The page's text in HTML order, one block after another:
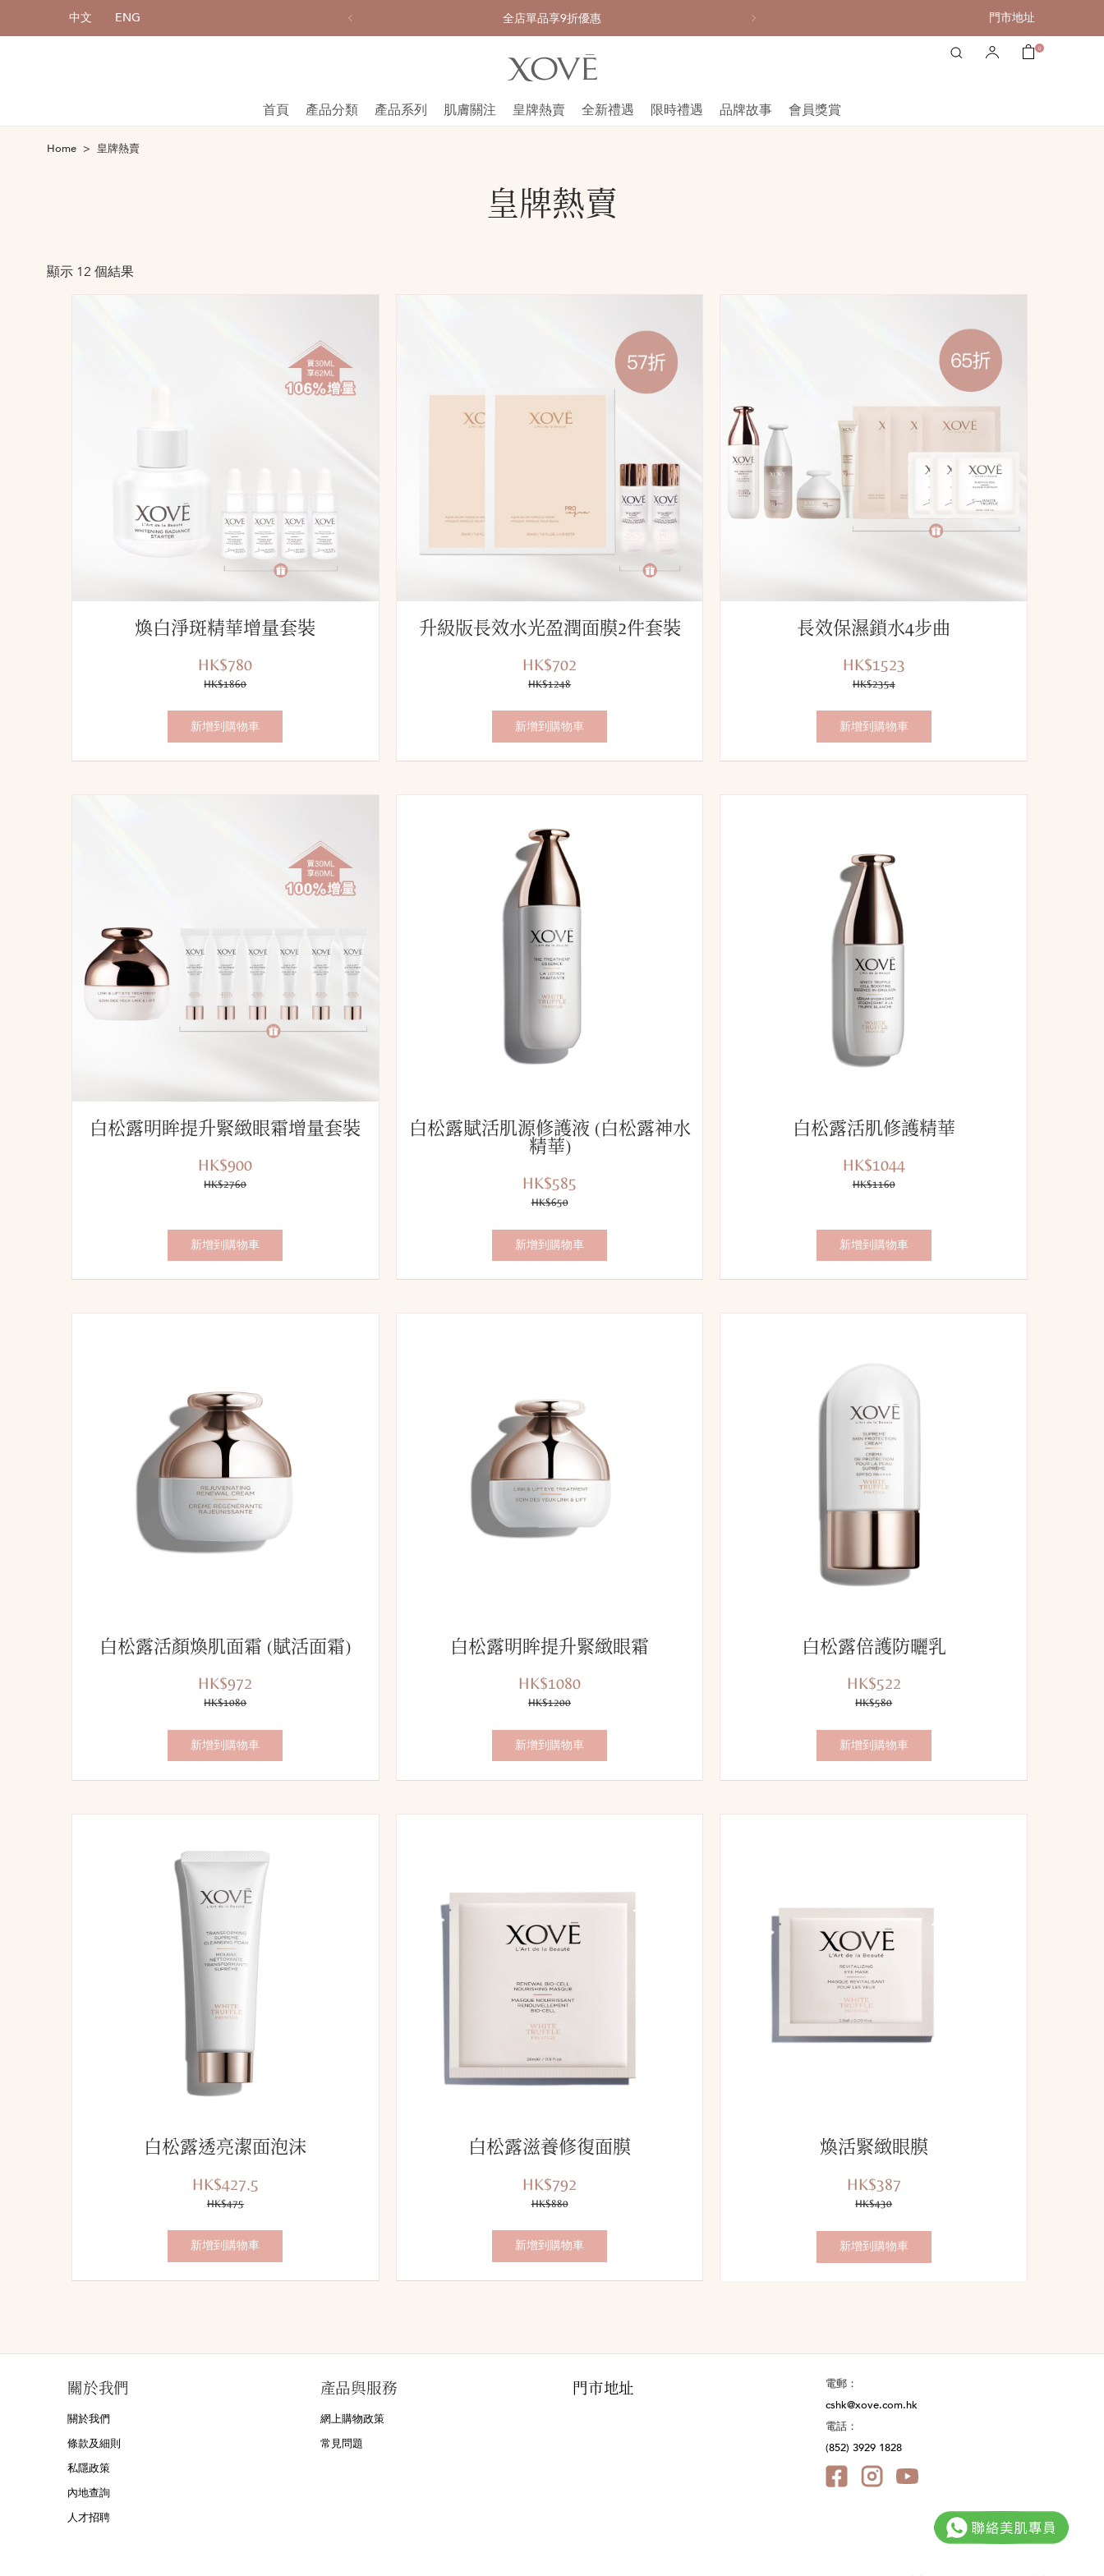
中文 ENG
購物滿港幣800元或以上，享免費送貨服務 全店單品享9折優惠 購物滿港幣800元或以上，享免費送貨服務
門市地址
0
首頁 產品分類 產品系列 肌膚關注 皇牌熱賣 全新禮遇 限時禮遇 品牌故事 會員獎賞
Home 皇牌熱賣
皇牌熱賣
顯示 12 個結果
煥白淨斑精華增量套裝
優
惠
HK$780
價
HK$1860
新增到購物車
升級版長效水光盈潤面膜2件套裝
優
惠
HK$702
價
HK$1248
新增到購物車
長效保濕鎖水4步曲
優
惠
HK$1523
價
HK$2354
新增到購物車
白松露明眸提升緊緻眼霜增量套裝
優
惠
HK$900
價
HK$2760
新增到購物車
白松露賦活肌源修護液 (白松露神水
精華)
優
惠
HK$585
價
HK$650
新增到購物車
白松露活肌修護精華
優
惠
HK$1044
價
HK$1160
新增到購物車
白松露活顏煥肌面霜 (賦活面霜)
優
惠
HK$972
價
HK$1080
新增到購物車
白松露明眸提升緊緻眼霜
優
惠
HK$1080
價
HK$1200
新增到購物車
白松露倍護防曬乳
優
惠
HK$522
價
HK$580
新增到購物車
白松露透亮潔面泡沫
優
惠
HK$427.5
價
HK$475
新增到購物車
白松露滋養修復面膜
優
惠
HK$792
價
HK$880
新增到購物車
煥活緊緻眼膜
優
惠
HK$387
價
HK$430
新增到購物車
關於我們
關於我們
條款及細則
私隱政策
內地查詢
人才招聘
產品與服務
網上購物政策
常見問題
門市地址
電郵：
cshk@xove.com.hk
電話：
(852) 3929 1828
Facebook@XOVE.SkinCare
Instagram@xove.hk
YouTube@XOVE.SkinCare